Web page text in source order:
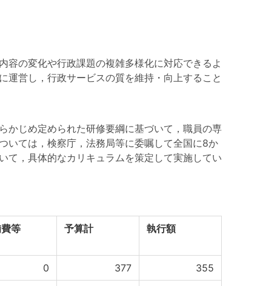
の変化や行政課題の複雑多様化に対応できるよ
運営し，行政サービスの質を維持・向上すること
かじめ定められた研修要綱に基づいて，職員の専
いては，検察庁，法務局等に委嘱して全国に8か
て，具体的なカリキュラムを策定して実施してい
等 予算計 執行額
0 377 355